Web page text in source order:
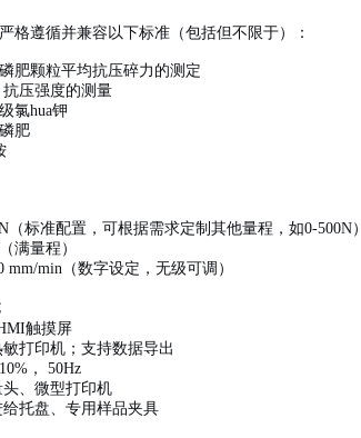
格遵循并兼容以下标准（包括但不限于）：
肥颗粒平均抗压碎力的测定
抗压强度的测量
氯hua钾
肥
N（标准配置，可根据需求定制其他量程，如0-500N）
满量程）
mm/min（数字设定，无级可调）
触摸屏
敏打印机；支持数据导出
， 50Hz
头、微型打印机
给托盘、专用样品夹具